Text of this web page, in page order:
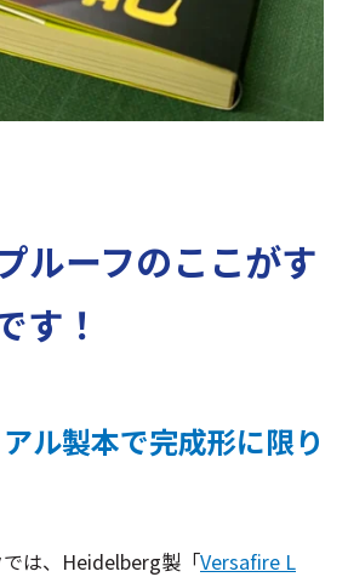
ルーフのここがす
す！
ル製本で完成形に限り
は、Heidelberg製「Versafire L